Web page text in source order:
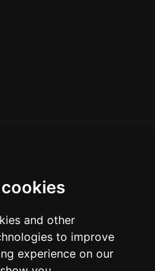
and other
to improve
experience on our
nouvelles quêtes et succès
items !